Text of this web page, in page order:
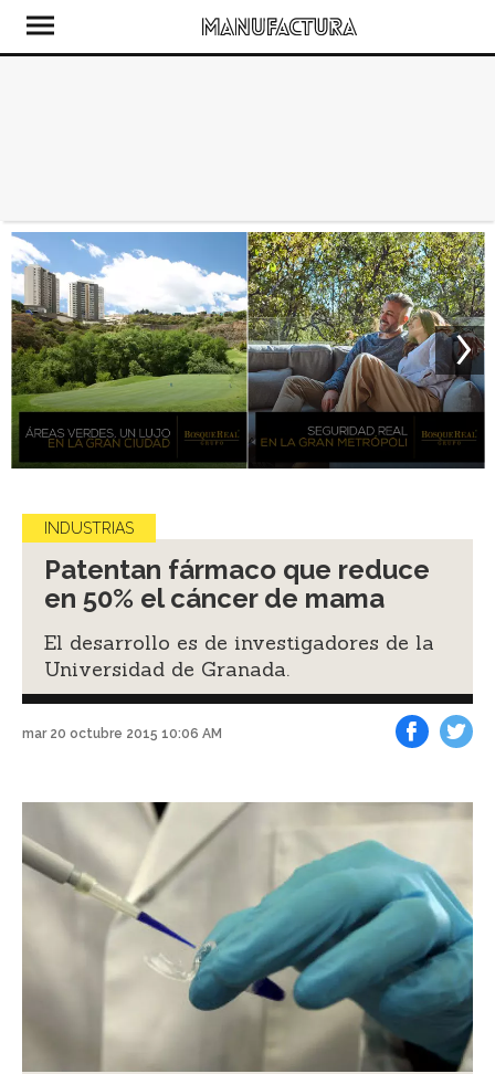
INDUSTRIAS
Patentan fármaco que reduce
en 50% el cáncer de mama
El desarrollo es de investigadores de la
Universidad de Granada.
mar 20 octubre 2015 10:06 AM